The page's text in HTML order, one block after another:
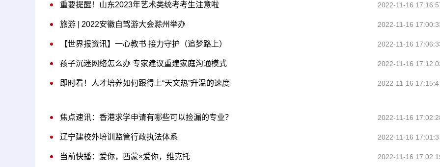
重要提醒！山东2023年艺术类统考考生注意啦 2022-11-16
旅游 | 2022安徽自驾游大会滁州举办 2022-11-16
【世界报资讯】一心教书 接力守护（追梦路上） 2022-11-16
孩子沉迷网络怎么办 专家建议重建家庭沟通模式 2022-11-16
即时看！人才培养如何跟得上“天文热”升温的速度 2022-11-16
焦点速讯：香港求学申请有哪些可以捡漏的专业？ 2022-11-16
辽宁建校外培训监管行政执法体系 2022-11-16
当前快播：爱你，西蒙×爱你，维克托 2022-11-16